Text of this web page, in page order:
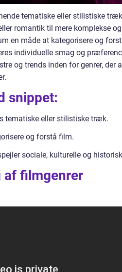
tematiske eller stilistiske
romantik til mere komplekse
en måde at kategorisere og
individuelle smag og
og trends inden for genrer, der
snippet:
tematiske eller stilistiske træk.
og forstå film.
sociale, kulturelle og
af filmgenrer